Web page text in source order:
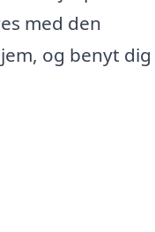
med den
og benyt